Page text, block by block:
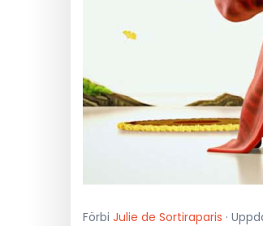
Förbi Julie de Sortiraparis ·